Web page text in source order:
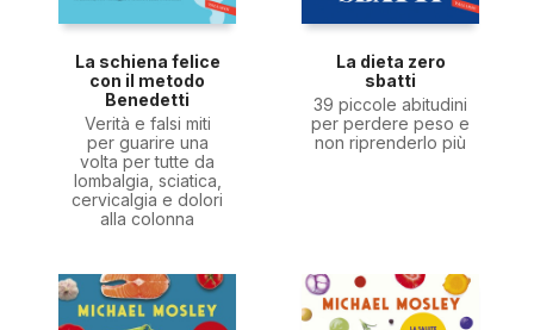
La schiena felice
con il metodo
Benedetti
Verità e falsi miti
per guarire una
volta per tutte da
lombalgia, sciatica,
cervicalgia e dolori
alla colonna
La dieta zero
sbatti
39 piccole abitudini
per perdere peso e
non riprenderlo più